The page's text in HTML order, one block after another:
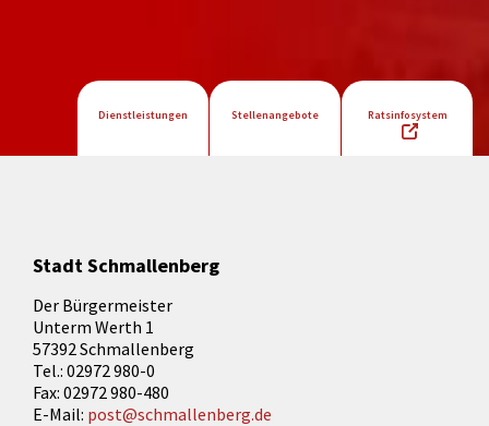
Dienstleistungen Stellenangebote Ratsinfosystem
Stadt Schmallenberg
Der Bürgermeister
Unterm Werth 1
57392 Schmallenberg
Tel.: 02972 980-0
Fax: 02972 980-480
E-Mail: post@schmallenberg.de